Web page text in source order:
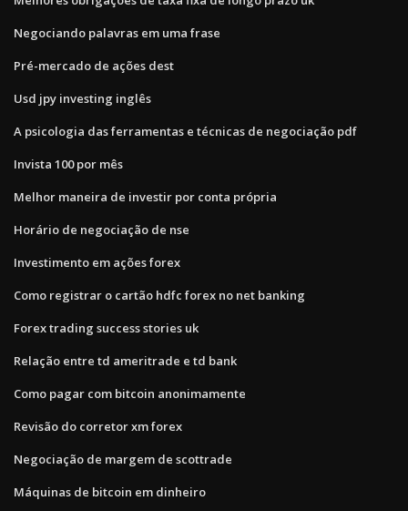
Negociando palavras em uma frase
Pré-mercado de ações dest
Usd jpy investing inglês
A psicologia das ferramentas e técnicas de negociação pdf
Invista 100 por mês
Melhor maneira de investir por conta própria
Horário de negociação de nse
Investimento em ações forex
Como registrar o cartão hdfc forex no net banking
Forex trading success stories uk
Relação entre td ameritrade e td bank
Como pagar com bitcoin anonimamente
Revisão do corretor xm forex
Negociação de margem de scottrade
Máquinas de bitcoin em dinheiro